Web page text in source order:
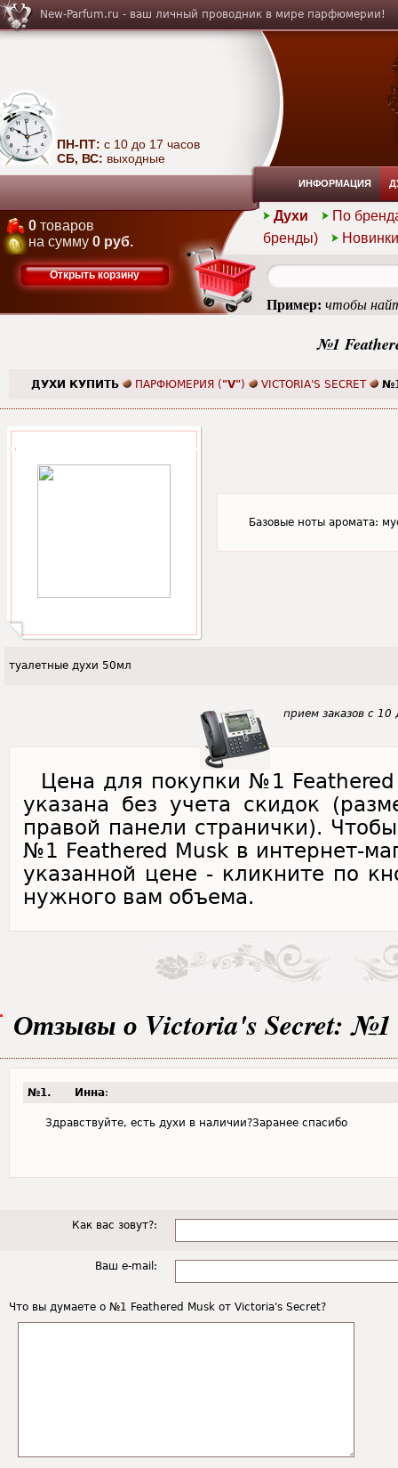
№1
ДУХИ КУПИТЬ ПАРФЮМЕРИЯ ( "V") VICTORIA'S SECRET №1
Базовые ноты аромата:
туалетные духи 50мл
прием заказов с 10
Цена для покупки №1
указана без учета скидок
правой панели странички).
№1 Feathered Musk в интернет-
указанной цене - кликните по
нужного вам объема.
Отзывы о Victoria's Secret: №1
№1. Инна:
Здравствуйте, есть духи в наличии?Заранее спасибо
Как вас зовут?:
Ваш e-mail:
Что вы думаете о №1 Feathered Musk от Victoria's Secret?
New-Parfum.ru - ваш личный проводник в мире парфюмерии!
ПН-ПТ: с 10 до 17 часов
СБ, ВС: выходные
ИНФОРМАЦИЯ
Духи
По
бренды)
Новинки
0 товаров
на сумму 0 руб.
Открыть корзину
Пример: чтобы